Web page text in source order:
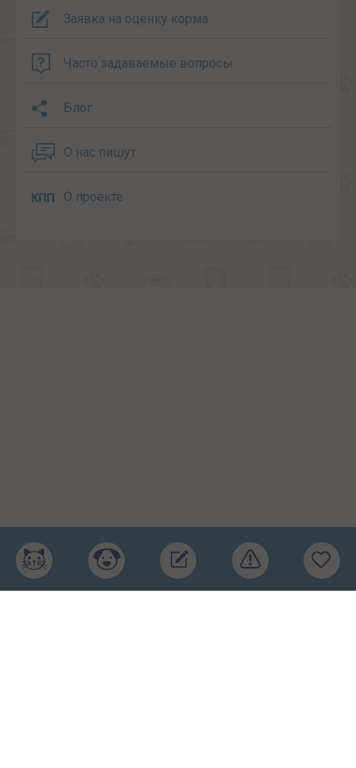
Заявка на оценку корма
Часто задаваемые вопросы
Блог
О нас пишут
О проекте